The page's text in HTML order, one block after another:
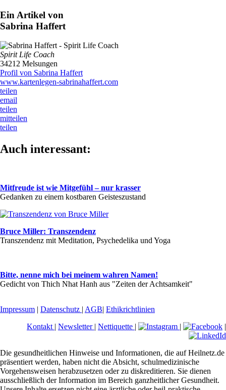
Ein Artikel von
Sabrina Haffert
Spirit Life Coach
34212 Melsungen
Profil von Sabrina Haffert
www.kartenlegen-sabrinahaffert.com
teilen
email
teilen
mitteilen
teilen
Auch interessant:
Mitfreude ist wie Mitgefühl – nur krasser
Gedanken zu einem kostbaren Geisteszustand
Bruce Miller: Transzendenz
Transzendenz mit Meditation, Psychedelika und Yoga
Bitte, nenne mich bei meinem wahren Namen!
Gedicht von Thich Nhat Hanh aus "Zeiten der Achtsamkeit"
Impressum | Datenschutz | AGB| Ethikrichtlinien
Kontakt | Newsletter | Nettiquette | | |
Die gesundheitlichen Hinweise und Informationen, die auf Heilnetz.de
präsentiert werden, haben nicht die Absicht, schulmedizinische
Vorgehensweisen herabzusetzen oder zu diskreditieren. Sie dienen
ausschließlich der Information im Bereich ganzheitlicher Gesundheit.